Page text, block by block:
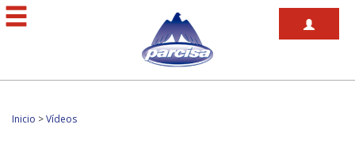
Inicio >Vídeos